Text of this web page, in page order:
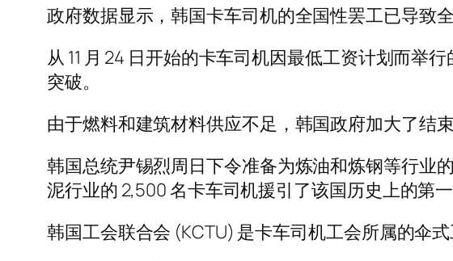
政府数据显示，韩国卡车司机的全国性罢工已导致
从 11 月 24 日开始的卡车司机因最低工资计划而举
突破。
由于燃料和建筑材料供应不足，韩国政府加大了结束
韩国总统尹锡烈周日下令准备为炼油和炼钢等行业
泥行业的 2,500 名卡车司机援引了该国历史上的第一
韩国工会联合会 (KCTU) 是卡车司机工会所属的伞